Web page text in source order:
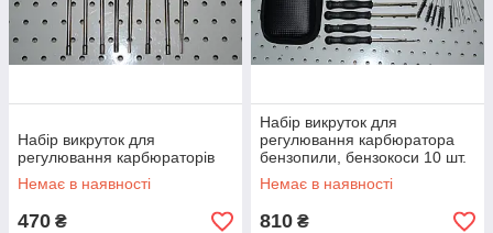
Набір викруток для
регулювання карбюраторів
Немає в наявності
470 ₴
Набір викруток для
регулювання карбюратора
бензопили, бензокоси 10 шт.
Немає в наявності
810 ₴